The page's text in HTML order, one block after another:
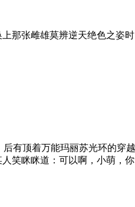
那张雌雄莫辨逆天绝色之姿
有顶着万能玛丽苏光环的
眯道：可以啊，小萌，你